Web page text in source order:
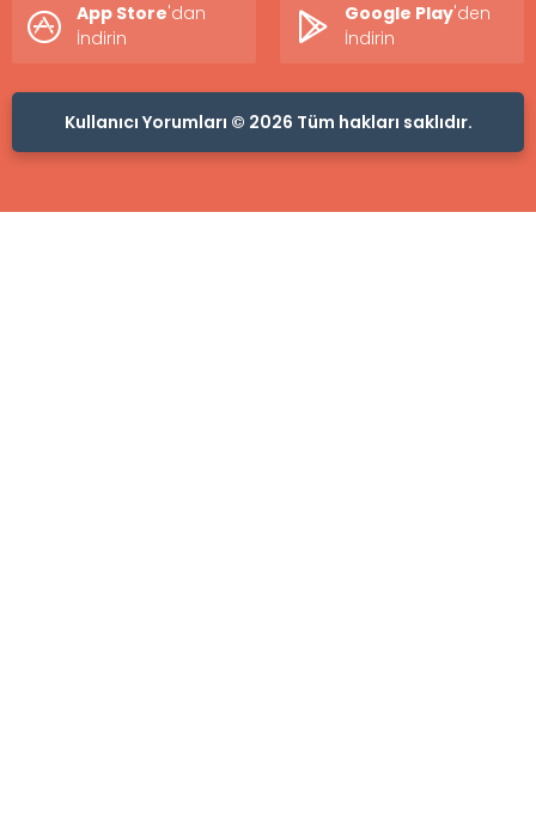
App Store'dan
İndirin
Google Play'den
İndirin
Kullanıcı Yorumları © 2026 Tüm hakları saklıdır.